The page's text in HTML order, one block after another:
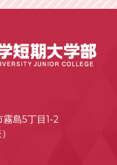
島5丁目1-2